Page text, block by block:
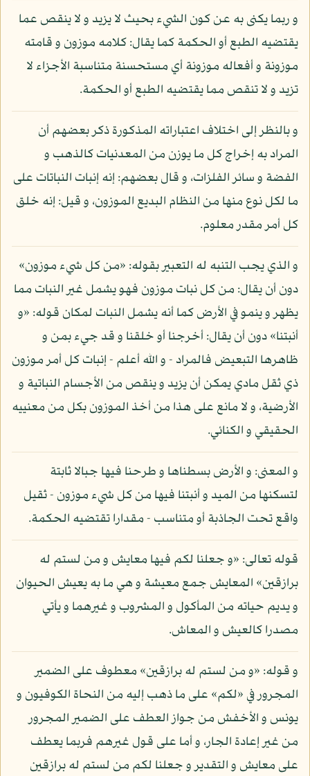
و ربما يكنى به عن كون الشيء بحيث لا يزيد و لا ينقص عما
يقتضيه الطبع أو الحكمة كما يقال: كلامه موزون و قامته
موزونة و أفعاله موزونة أي مستحسنة متناسبة الأجزاء لا
تزيد و لا تنقص مما يقتضيه الطبع أو الحكمة.
و بالنظر إلى اختلاف اعتباراته المذكورة ذكر بعضهم أن
المراد به إخراج كل ما يوزن من المعدنيات كالذهب و
الفضة و سائر الفلزات، و قال بعضهم: إنه إنبات النباتات على
ما لكل نوع منها من النظام البديع الموزون، و قيل: إنه خلق
كل أمر مقدر معلوم.
و الذي يجب التنبه له التعبير بقوله: «من كل شيء موزون»
دون أن يقال: من كل نبات موزون فهو يشمل غير النبات مما
يظهر و ينمو في الأرض كما أنه يشمل النبات لمكان قوله: «و
أنبتنا» دون أن يقال: أخرجنا أو خلقنا و قد جيء بمن و
ظاهرها التبعيض فالمراد - و الله أعلم - إنبات كل أمر موزون
ذي ثقل مادي يمكن أن يزيد و ينقص من الأجسام النباتية و
الأرضية، و لا مانع على هذا من أخذ الموزون بكل من معنييه
الحقيقي و الكنائي.
و المعنى: و الأرض بسطناها و طرحنا فيها جبالا ثابتة
لتسكنها من الميد و أنبتنا فيها من كل شيء موزون - ثقيل
واقع تحت الجاذبة أو متناسب - مقدارا تقتضيه الحكمة.
قوله تعالى: «و جعلنا لكم فيها معايش و من لستم له
برازقين» المعايش جمع معيشة و هي ما به يعيش الحيوان
و يديم حياته من المأكول و المشروب و غيرهما و يأتي
مصدرا كالعيش و المعاش.
و قوله: «و من لستم له برازقين» معطوف على الضمير
المجرور في «لكم» على ما ذهب إليه من النحاة الكوفيون و
يونس و الأخفش من جواز العطف على الضمير المجرور
من غير إعادة الجار، و أما على قول غيرهم فربما يعطف
على معايش و التقدير و جعلنا لكم من لستم له برازقين